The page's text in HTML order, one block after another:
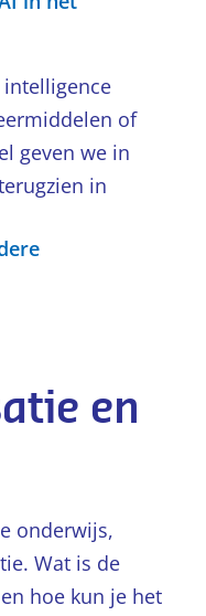
of
geven we in
in
en
onderwijs,
Wat is de
hoe kun je het